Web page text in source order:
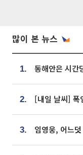
많이 본 뉴스
1.
2.
3.